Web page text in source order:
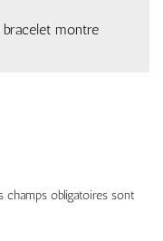
montre
champs obligatoires sont